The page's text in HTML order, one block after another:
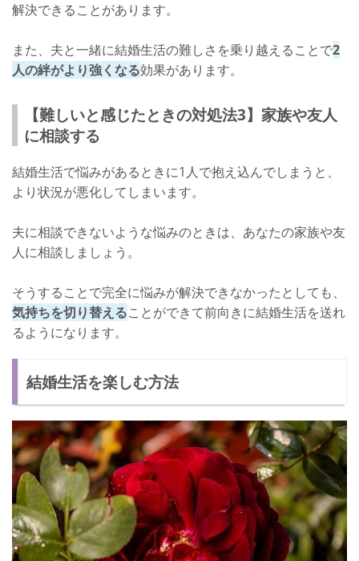
解決できることがあります。
また、夫と一緒に結婚生活の難しさを乗り越えることで2
人の絆がより強くなる効果があります。
【難しいと感じたときの対処法3】家族や友人
に相談する
結婚生活で悩みがあるときに1人で抱え込んでしまうと、
より状況が悪化してしまいます。
夫に相談できないような悩みのときは、あなたの家族や友
人に相談しましょう。
そうすることで完全に悩みが解決できなかったとしても、
気持ちを切り替えることができて前向きに結婚生活を送れ
るようになります。
結婚生活を楽しむ方法